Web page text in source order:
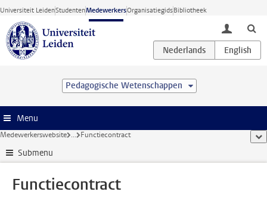
Ga direct naar de inhoud
Universiteit LeidenStudentenMedewerkersOrganisatiegidsBibliotheek
toggle
Pedagogische Wetenschappen
Menu
Medewerkerswebsite ... Functiecontract
Submenu
Functiecontract